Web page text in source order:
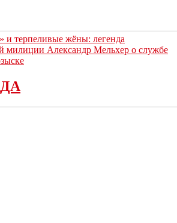
и терпеливые жёны: легенда
милиции Александр Мельхер о службе